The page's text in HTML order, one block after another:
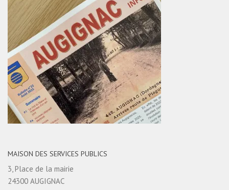
MAISON DES SERVICES PUBLICS
3, Place de la mairie
24300 AUGIGNAC